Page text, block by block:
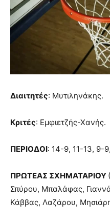
Διαιτητές: Μυτιληνάκης.
Κριτές: Εμφιετζής-Χανής.
ΠΕΡΙΟΔΟΙ: 14-9, 11-13, 9-
ΠΡΩΤΕΑΣ ΣΧΗΜΑΤΑΡΙΟΥ
Σπύρου, Μπαλάφας,
Κάββας, Λαζάρου,